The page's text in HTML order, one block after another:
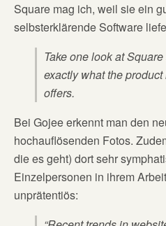
Square mag ich, weil sie ein
selbsterklärende Software
Take one look at
exactly what the
offers.
Bei Gojee erkennt man den
hochauflösenden Fotos.
die es geht) dort sehr
Einzelpersonen in ihrem
unprätentiös: